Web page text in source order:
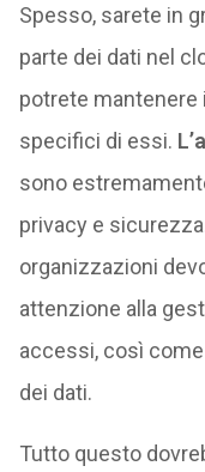
Spesso, sarete in
parte dei dati nel
potrete
specifici di essi.
sono
privacy e
organizzazioni
attenzione alla
accessi, così
dei dati.
Tutto questo